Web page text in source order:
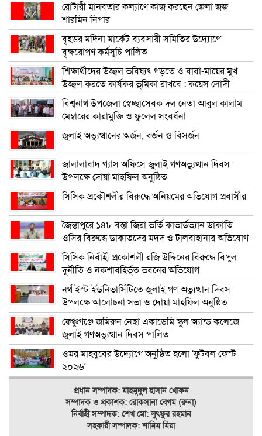
রোটারী মানবতার কল্যাণে কাজ করছেন জেলা জজ
শারমিন নিগার
বৃহত্তর মদিনা মার্কেট ব্যবসায়ী সমিতির উদ্যোগে
বৃক্ষরোপণ কর্মসূচি পালিত
শিক্ষার্থীদের উজ্জ্বল ভবিষ্যৎ গড়তে ও বাবা-মায়ের মুখ
উজ্জ্বল করতে কার্যকর ভূমিকা রাখবে : কয়েস লোদী
বিশ্বনাথ উপজেলা স্বেচ্ছাসেবক দল নেতা আবুল কালাম
মেম্বারের কারামুক্তি ও ফুলেল সংবর্ধনা
জুলাই অভ্যুত্থানের অর্জন, বর্জন ও বিসর্জন
জালালাবাদ গ্যাস অফিসে জুলাই গণঅভ্যুত্থান দিবস
উপলক্ষে দোয়া মাহফিল অনুষ্ঠিত
সিসিক প্রকৌশলীর বিরুদ্ধে অনিয়মের অভিযোগ প্রবাসীর
জৈন্তাপুরে ১৪৮ বস্তা জিরা ভর্তি কাভার্ডভ্যান ডাকাতি
ওসির বিরুদ্ধে ডাকাতদের মদদ ও টালবাহানার অভিযোগ
সিসিক নির্বাহী প্রকৌশলী রজি উদ্দিনের বিরুদ্ধে বিপুল
দুর্নীতি ও নকশাবহির্ভূত ভবনের অভিযোগ
নর্থ ইস্ট ইউনিভার্সিটিতে জুলাই গণ-অভ্যুত্থান দিবস
উপলক্ষে আলোচনা সভা ও দোয়া মাহফিল অনুষ্ঠিত
ফেঞ্চুগঞ্জে জমিরুন নেছা একাডেমি স্কুল অ্যান্ড কলেজে
জুলাই গণঅভ্যুত্থান দিবস পালিত
ওমর মাহবুবের উদ্যোগে অনুষ্ঠিত হলো ‘ফুটবল ফেস্ট
২০২৬’
প্রধান সম্পাদক: মাহমুদুল হাসান খোকন
সম্পাদক ও প্রকাশক: রোকসানা বেগম (রুনা)
নির্বাহী সম্পাদক: শেখ মো: লুৎফুর রহমান
সহকারী সম্পাদক: শামিম মিয়া